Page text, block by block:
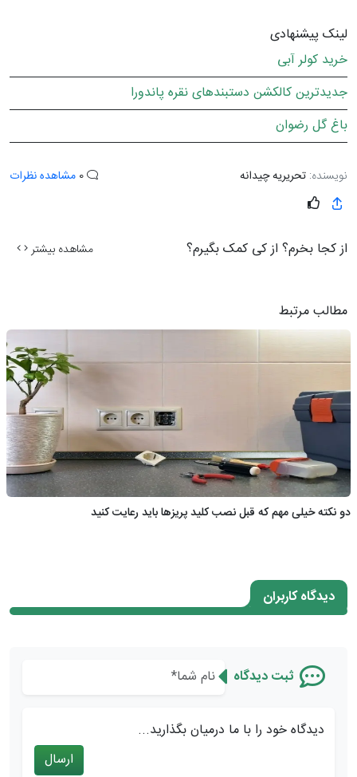
لینک پیشنهادی
خرید کولر آبی
جدیدترین کالکشن دستبندهای نقره پاندورا
باغ گل رضوان
نویسنده: تحریریه چیدانه مشاهده نظرات
از کجا بخرم؟ از کی کمک بگیرم؟ مشاهده بیشتر
مطالب مرتبط
دو نکته خیلی مهم که قبل نصب کلید پریزها باید رعایت کنید
دیدگاه کاربران
ثبت دیدگاه
دیدگاه خود را با ما درمیان بگذارید...
ارسال